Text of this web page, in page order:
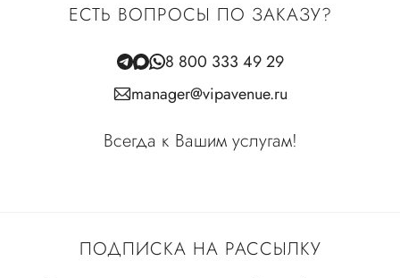
ПОДПИСКА НА РАССЫЛКУ
ЕСТЬ ВОПРОСЫ ПО ЗАКАЗУ?
8 800 333 49 29
manager@vipavenue.ru
Всегда к Вашим услугам!